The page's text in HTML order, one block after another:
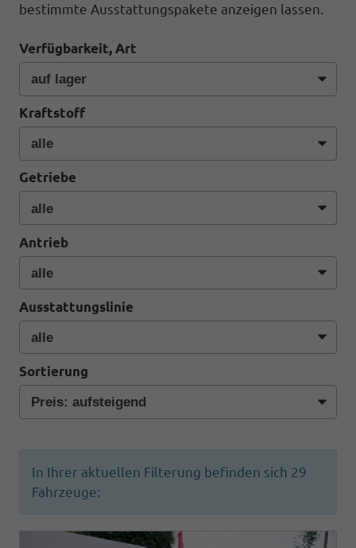
bestimmte Ausstattungspakete anzeigen lassen.
Verfügbarkeit, Art
Kraftstoff
Getriebe
Antrieb
Ausstattungslinie
Sortierung
In Ihrer aktuellen Filterung befinden sich 29
Fahrzeuge: